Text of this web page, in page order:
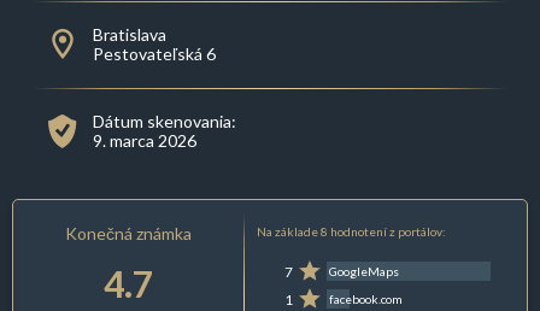
Bratislava
Pestovateľská 6
Dátum skenovania:
9. marca 2026
Konečná známka
4.7
Na základe 8 hodnotení z portálov:
7 GoogleMaps
1 facebook.com